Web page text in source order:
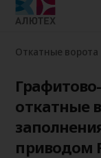
Откатные ворота
откатные
приводом